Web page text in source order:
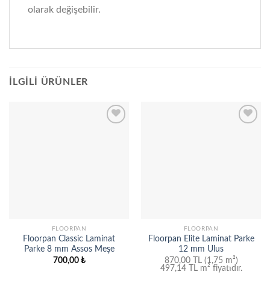
olarak değişebilir.
İLGILI ÜRÜNLER
FLOORPAN
Floorpan Classic Laminat
Parke 8 mm Assos Meşe
700,00 ₺
FLOORPAN
Floorpan Elite Laminat Parke
12 mm Ulus
870,00 TL (1,75 m²)
497,14 TLm² fiyatıdır.